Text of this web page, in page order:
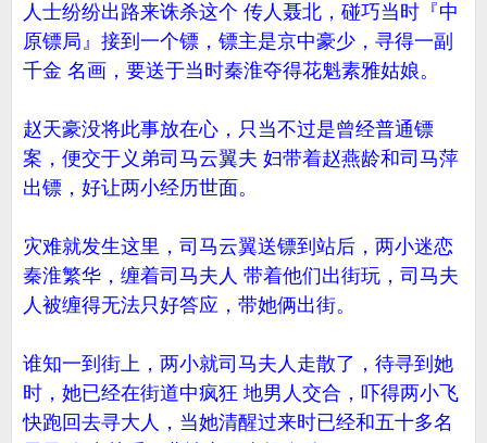
人士纷纷出路来诛杀这个 传人聂北，碰巧当时『中
原镖局』接到一个镖，镖主是京中豪少，寻得一副
千金 名画，要送于当时秦淮夺得花魁素雅姑娘。
赵天豪没将此事放在心，只当不过是曾经普通镖
案，便交于义弟司马云翼夫 妇带着赵燕龄和司马萍
出镖，好让两小经历世面。
灾难就发生这里，司马云翼送镖到站后，两小迷恋
秦淮繁华，缠着司马夫人 带着他们出街玩，司马夫
人被缠得无法只好答应，带她俩出街。
谁知一到街上，两小就司马夫人走散了，待寻到她
时，她已经在街道中疯狂 地男人交合，吓得两小飞
快跑回去寻大人，当她清醒过来时已经和五十多名